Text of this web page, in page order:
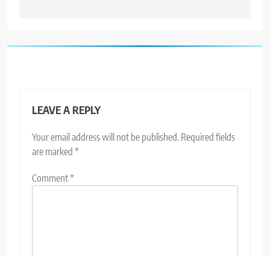
LEAVE A REPLY
Your email address will not be published. Required fields
are marked *
Comment*